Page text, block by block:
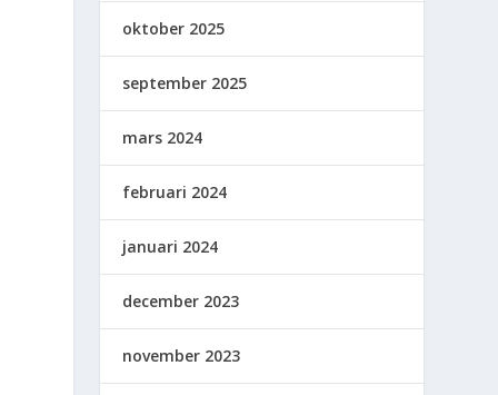
oktober 2025
september 2025
mars 2024
februari 2024
januari 2024
december 2023
november 2023